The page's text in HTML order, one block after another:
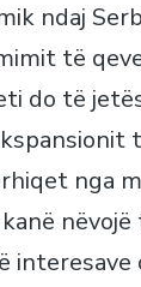
ndaj
të
do të
nga
nëvojë